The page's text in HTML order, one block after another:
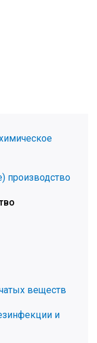
производство
веществ
и